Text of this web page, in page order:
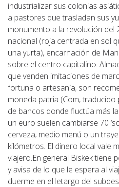
industrializar sus colonias
a pastores que trasladan sus
monumento a la revolución del
nacional (roja centrada en sol
una yurta), encarnación de
sobre el centro capitalino.
que venden imitaciones de
fortuna o artesanía, son
moneda patria (Com,
de bancos donde fluctúa más
un euro suelen cambiarse 70
cerveza, medio menú o un
kilómetros. El dinero local vale
viajero.En general Biskek tiene
y avisa de lo que le espera al
duerme en el letargo del